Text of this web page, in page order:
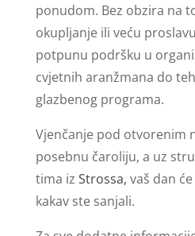
ponudom. Bez obzira na
okupljanje ili veću
potpunu podršku u
cvjetnih aranžmana do
glazbenog programa.
Vjenčanje pod otvorenim
posebnu čaroliju, a uz
tima iz Strossa, vaš dan
kakav ste sanjali.